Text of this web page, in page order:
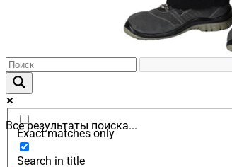
Все результаты поиска...
Exact matches only
Search in title